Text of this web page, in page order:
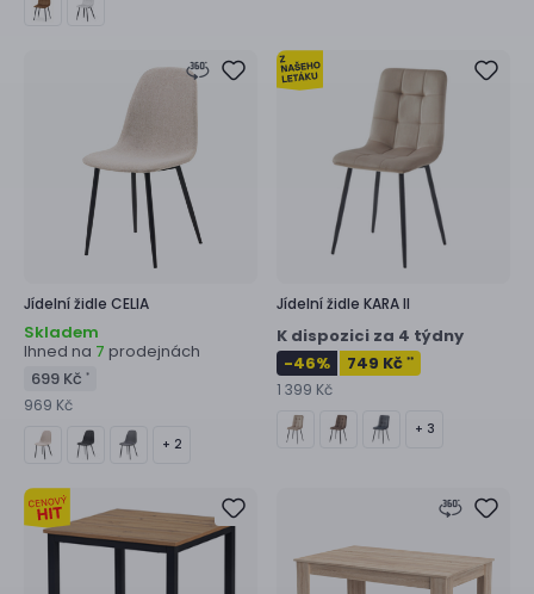
Jídelní židle CELIA
Skladem
Ihned na 7 prodejnách
699 Kč *
969 Kč
+ 2
Jídelní židle KARA II
K dispozici za 4 týdny
-46% 749 Kč **
1 399 Kč
+ 3